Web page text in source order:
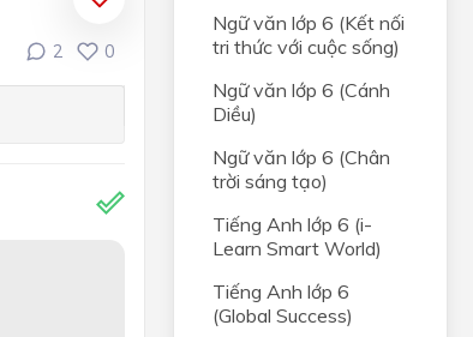
2 0
Ngữ văn lớp 6 (Kết nối
tri thức với cuộc sống)
Ngữ văn lớp 6 (Cánh
Diều)
Ngữ văn lớp 6 (Chân
trời sáng tạo)
Tiếng Anh lớp 6 (i-
Learn Smart World)
Tiếng Anh lớp 6
(Global Success)